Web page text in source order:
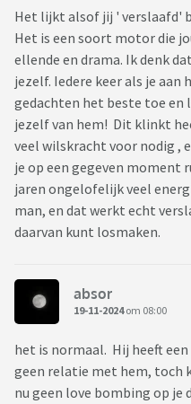
Het lijkt alsof jij ' verslaafd'
Het is een soort motor die
ellende en drama. Ik denk
jezelf. Iedere keer als je aan
gedachten het beste toe en
jezelf van hem! Dit klinkt
veel wilskracht voor nodig ,
je op een gegeven moment
jaren ongelofelijk veel
man, en dat werkt echt
daarvan kunt losmaken.
absor
19-11-2024om 08:00
het is normaal. Hij heeft
geen relatie met hem, toch
nu geen love bombing op